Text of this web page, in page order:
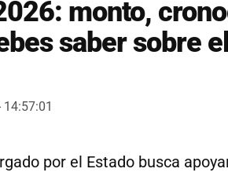
monto,
saber sobre
14:57:01
por el Estado busca